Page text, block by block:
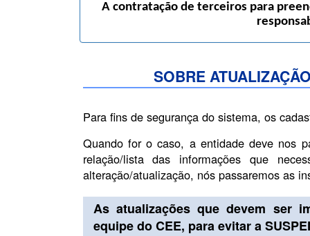
A contratação de terceiros para
SOBRE
Para fins de segurança do sistema, os
Quando for o caso, a entidade deve nos
relação/lista das informações que
alteração/atualização, nós passaremos as
As atualizações que devem ser
equipe do CEE, para evitar a